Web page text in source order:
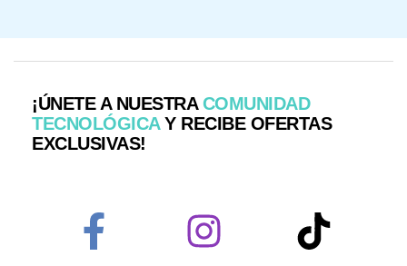
¡ÚNETE A NUESTRACOMUNIDAD
TECNOLÓGICAY RECIBE OFERTAS
EXCLUSIVAS!